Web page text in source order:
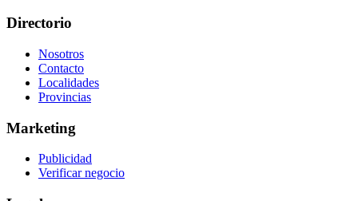
Directorio
Nosotros
Contacto
Localidades
Provincias
Marketing
Publicidad
Verificar negocio